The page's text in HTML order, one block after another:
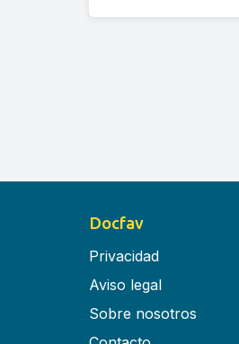
Docfav
Privacidad
Aviso legal
Sobre nosotros